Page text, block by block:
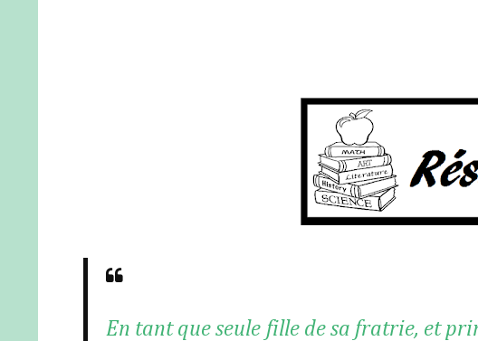
En tant que seule fille de sa fratrie, et